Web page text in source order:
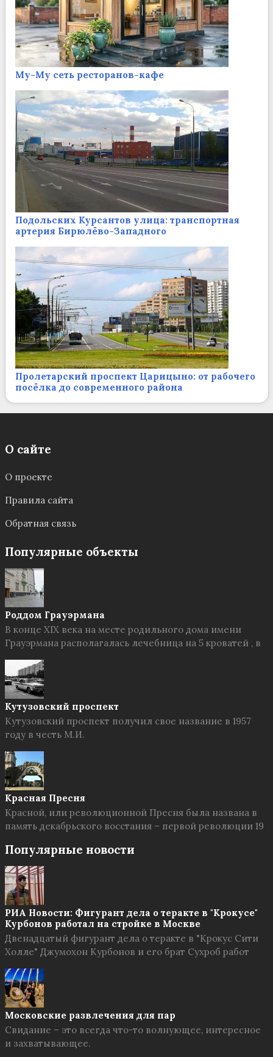
Му-Му сеть ресторанов-кафе
Подольских Курсантов улица: транспортная
артерия Бирюлёво-Западного
Пролетарский проспект Царицыно: от рабочего
посёлка до современного района
О сайте
О проекте
Правила сайта
Обратная связь
Популярные объекты
Роддом Грауэрмана
В конце XIX века на месте родильного дома имени
Грауэрмана располагалась лечебница на 5 кроватей , в
Кутузовский проспект
Кутузовский проспект получил свое название в 1957
году в честь М.И.
Красная Пресня
Красной, или революционной Пресня была названа в
память декабрьского восстания – первой революции 19
Популярные новости
РИА Новости: Фигурант дела о теракте в "Крокусе"
Курбонов работал на стройке в Москве
Двенадцатый фигурант дела о теракте в "Крокус Сити
Холле" Джумохон Курбонов и его брат Сухроб работ
Московские развлечения для пар
Свидание – это всегда что-то волнующее, интересное
и захватывающее.